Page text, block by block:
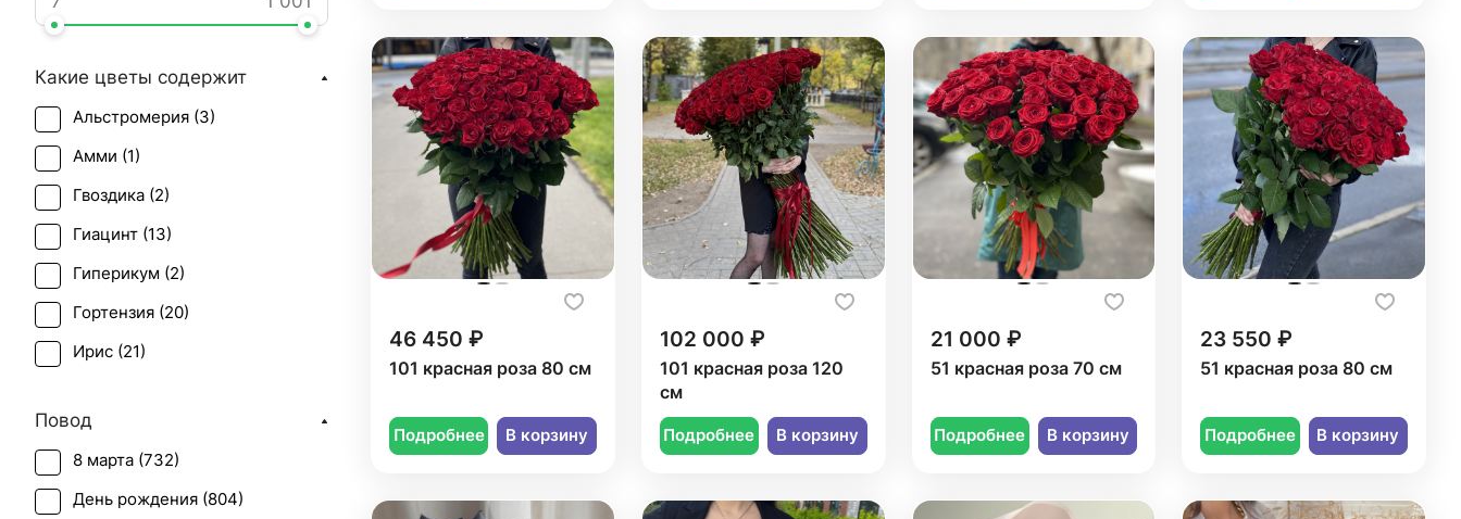
46 450 ₽
101 красная роза 80 см
Подробнее В корзину
102 000 ₽
101 красная роза 120
см
Подробнее В корзину
21 000 ₽
51 красная роза 70 см
Подробнее В корзину
23 550 ₽
51 красная роза 80 см
Подробнее В корзину
Какие цветы содержит
Альстромерия (3)
Амми (1)
Гвоздика (2)
Гиацинт (13)
Гиперикум (2)
Гортензия (20)
Ирис (21)
Мимоза (
Озотамнус (1)
Пион (77)
Повод
8 марта (732)
День рождения (804)